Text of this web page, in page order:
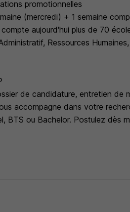
promotionnelles
(mercredi) + 1 semaine
aujourd'hui plus de 70
Ressources
de candidature, entretien de
accompagne dans votre
BTS ou Bachelor. Postulez dès